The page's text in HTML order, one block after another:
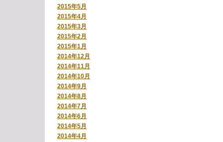
2015年5月
2015年4月
2015年3月
2015年2月
2015年1月
2014年12月
2014年11月
2014年10月
2014年9月
2014年8月
2014年7月
2014年6月
2014年5月
2014年4月